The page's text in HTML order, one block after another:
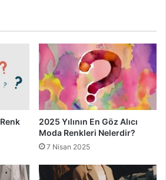
2025 Yılının En Göz Alıcı
Moda Renkleri Nelerdir?
7 Nisan 2025